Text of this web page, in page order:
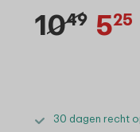
1049 525
30 dagen recht